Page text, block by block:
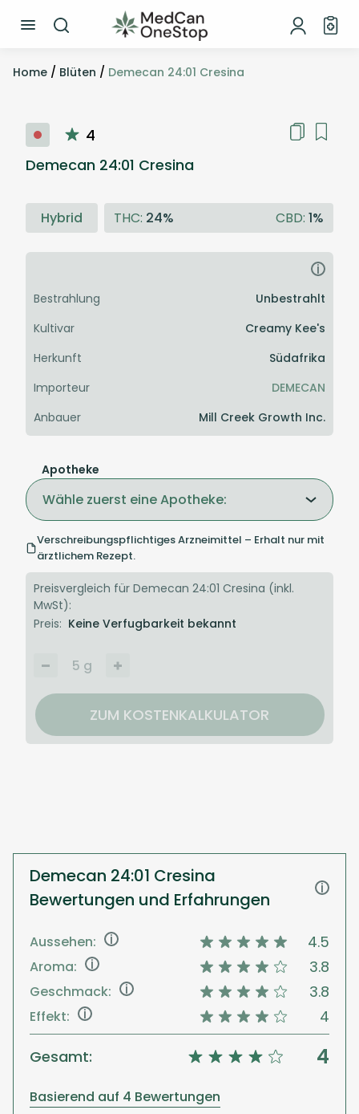
Home / Blüten / Demecan 24:01 Cresina
4
Demecan 24:01 Cresina
Hybrid THC: 24% CBD: 1%
i
Bestrahlung
Unbestrahlt
Kultivar
Creamy Kee's
Herkunft
Südafrika
Importeur
DEMECAN
Anbauer
Mill Creek Growth Inc.
Apotheke
Wähle zuerst eine Apotheke:
Verschreibungspflichtiges Arzneimittel – Erhalt nur mit
ärztlichem Rezept.
Preisvergleich für Demecan 24:01 Cresina (inkl.
MwSt):
Preis: Keine Verfugbarkeit bekannt
5 g
ZUM KOSTENKALKULATOR
Demecan 24:01 Cresina
Bewertungen und Erfahrungen
i
Aussehen: i 4.5
Aroma: i 3.8
Geschmack: i 3.8
Effekt: i
4
Gesamt:
4
Basierend auf 4 Bewertungen